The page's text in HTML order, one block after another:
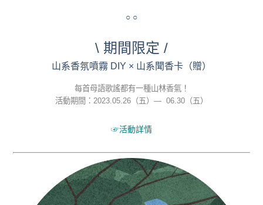
○ ○
\ 期間限定 /
山系香氛噴霧 DIY × 山系聞香卡（贈）
每首母語歌謠都有一種山林香氣！
活動期間：2023.05.26（五）— 06.30（五）
☞活動詳情